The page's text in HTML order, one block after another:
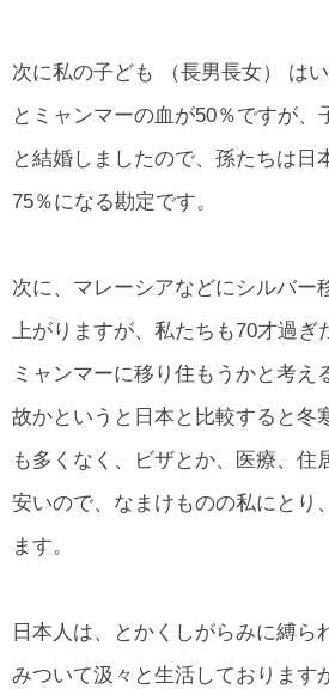
次に私の子ども （長男長女） は
とミャンマーの血が50％ですが、
と結婚しましたので、孫たちは日
75％になる勘定です。
次に、マレーシアなどにシルバー
上がりますが、私たちも70才過ぎ
ミャンマーに移り住もうかと考え
故かというと日本と比較すると冬
も多くなく、ビザとか、医療、住
安いので、なまけものの私にとり
ます。
日本人は、とかくしがらみに縛ら
みついて汲々と生活しております